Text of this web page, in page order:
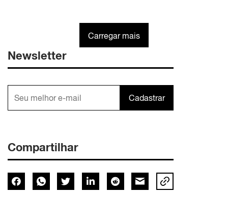
Carregar mais
Newsletter
Cadastrar
Compartilhar